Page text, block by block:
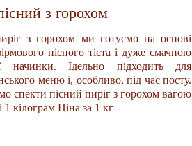
з горохом
з горохом ми готуємо на основі
пісного тіста і дуже смачною
начинки. Ідельно підходить для
меню і, особливо, під час посту.
спекти пісний пиріг з горохом вагою
1 кілограм Ціна за 1 кг